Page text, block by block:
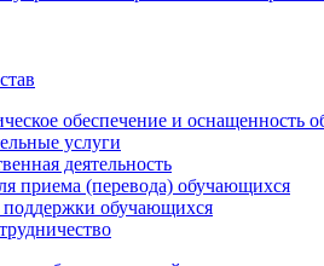
обеспечение и оснащенность
услуги
деятельность
приема (перевода) обучающихся
обучающихся